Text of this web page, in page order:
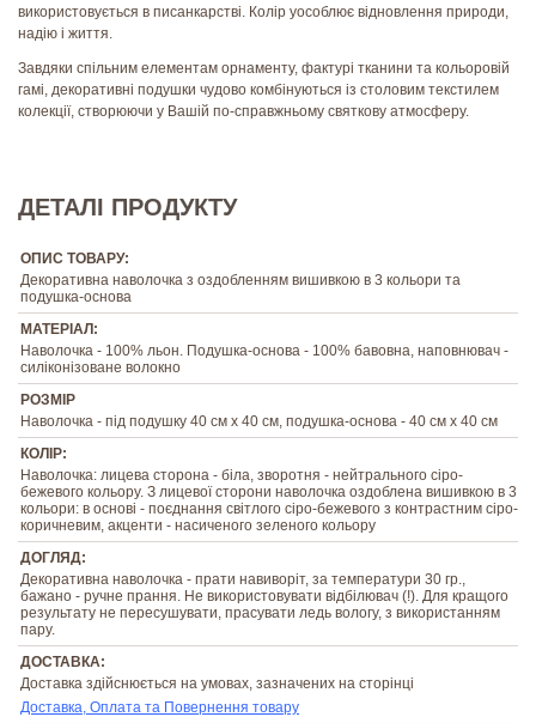
використовується в писанкарстві. Колір уособлює відновлення природи,
надію і життя.
Завдяки спільним елементам орнаменту, фактурі тканини та кольоровій
гамі, декоративні подушки чудово комбінуються із столовим текстилем
колекції, створюючи у Вашій по-справжньому святкову атмосферу.
ДЕТАЛІ ПРОДУКТУ
ОПИС ТОВАРУ:
Декоративна наволочка з оздобленням вишивкою в 3 кольори та
подушка-основа
МАТЕРІАЛ:
Наволочка - 100% льон. Подушка-основа - 100% бавовна, наповнювач -
силіконізоване волокно
РОЗМІР
Наволочка - під подушку 40 см х 40 см, подушка-основа - 40 см х 40 см
КОЛІР:
Наволочка: лицева сторона - біла, зворотня - нейтрального сіро-
бежевого кольору. З лицевої сторони наволочка оздоблена вишивкою в 3
кольори: в основі - поєднання світлого сіро-бежевого з контрастним сіро-
коричневим, акценти - насиченого зеленого кольору
ДОГЛЯД:
Декоративна наволочка - прати навиворіт, за температури 30 гр.,
бажано - ручне прання. Не використовувати відбілювач (!). Для кращого
результату не пересушувати, прасувати ледь вологу, з використанням
пару.
ДОСТАВКА:
Доставка здійснюється на умовах, зазначених на сторінці
Доставка, Оплата та Повернення товару